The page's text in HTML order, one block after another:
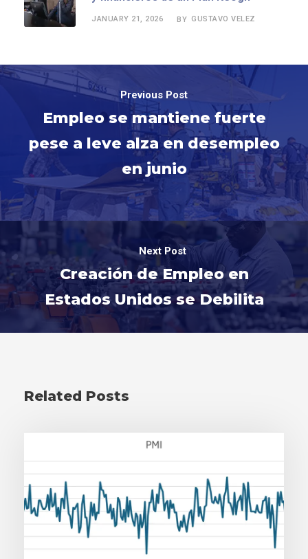
JANUARY 21, 2026 BY GUSTAVO VELEZ
Previous Post
Empleo se mantiene fuerte
pese a leve alza en desempleo
en junio
Next Post
Creación de Empleo en
Estados Unidos se Debilita
Related Posts